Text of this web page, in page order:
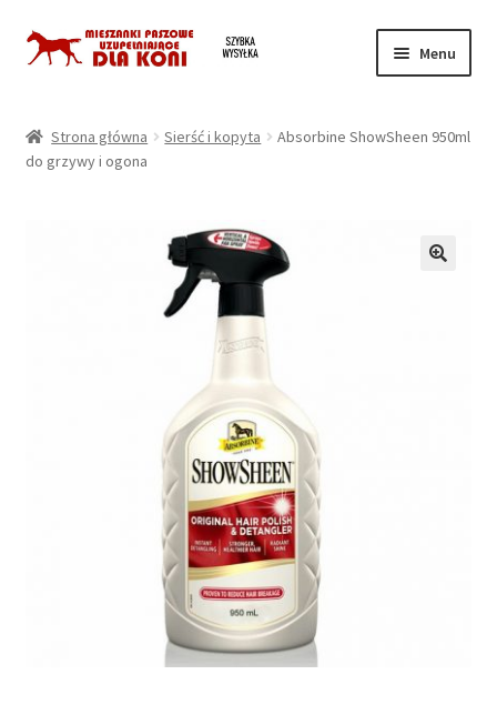
Przejdź
do
Przejdź
do
Menu
Koszyk
Strona główna Sierść i kopyta
Absorbine ShowSheen 950ml
do grzywy i ogona